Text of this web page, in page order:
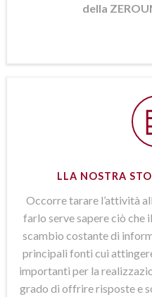
della
LLA NOSTRA
Occorre tarare l’attività
farlo serve sapere ciò che
scambio costante di
principali fonti cui
importanti per la
grado di offrire risposte e